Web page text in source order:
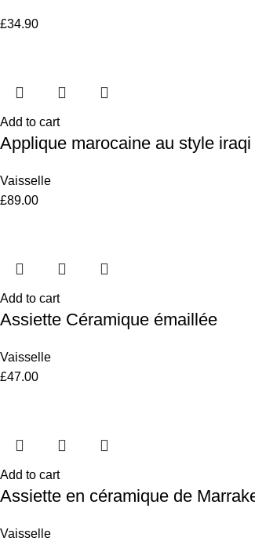
£34.90
Add to cart
Applique marocaine au style
Vaisselle
£89.00
Add to cart
Assiette Céramique émaillée
Vaisselle
£47.00
Add to cart
Assiette en céramique de
Vaisselle